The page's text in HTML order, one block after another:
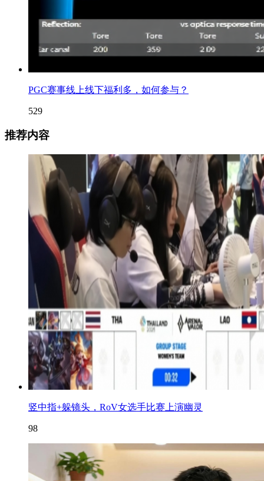
PGC赛事线上线下福利多，如何参与？
529
推荐内容
竖中指+躲镜头，RoV女选手比赛上演幽灵
98